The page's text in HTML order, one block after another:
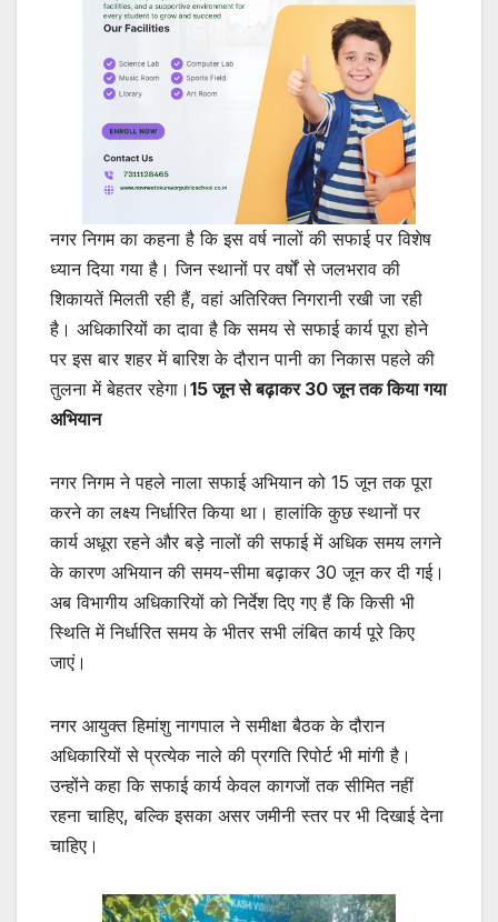
नगर निगम का कहना है कि इस वर्ष नालों की सफाई पर विशेष
ध्यान दिया गया है। जिन स्थानों पर वर्षों से जलभराव की
शिकायतें मिलती रही हैं, वहां अतिरिक्त निगरानी रखी जा रही
है। अधिकारियों का दावा है कि समय से सफाई कार्य पूरा होने
पर इस बार शहर में बारिश के दौरान पानी का निकास पहले की
तुलना में बेहतर रहेगा। 15 जून से बढ़ाकर 30 जून तक किया गया
अभियान
नगर निगम ने पहले नाला सफाई अभियान को 15 जून तक पूरा
करने का लक्ष्य निर्धारित किया था। हालांकि कुछ स्थानों पर
कार्य अधूरा रहने और बड़े नालों की सफाई में अधिक समय लगने
के कारण अभियान की समय-सीमा बढ़ाकर 30 जून कर दी गई।
अब विभागीय अधिकारियों को निर्देश दिए गए हैं कि किसी भी
स्थिति में निर्धारित समय के भीतर सभी लंबित कार्य पूरे किए
जाएं।
नगर आयुक्त हिमांशु नागपाल ने समीक्षा बैठक के दौरान
अधिकारियों से प्रत्येक नाले की प्रगति रिपोर्ट भी मांगी है।
उन्होंने कहा कि सफाई कार्य केवल कागजों तक सीमित नहीं
रहना चाहिए, बल्कि इसका असर जमीनी स्तर पर भी दिखाई देना
चाहिए।